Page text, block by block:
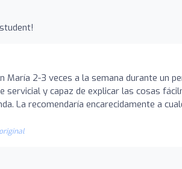
María 2-3 veces a la semana durante un
y capaz de explicar las cosas
La recomendaría encarecidamente a